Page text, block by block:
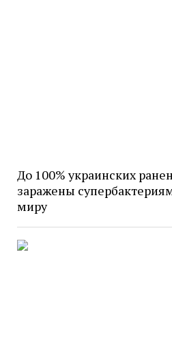
До 100% украинских
заражены
миру